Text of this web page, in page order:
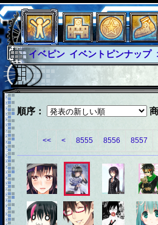
イベピン イベントピンナップ
グラシャ
グラシャ・ラボラス
グローバルジャスティス サイ
サイキックハーツ大戦 シュラ
ファイナル
アブソーバー
順序：
<< < 8555 8556 8557